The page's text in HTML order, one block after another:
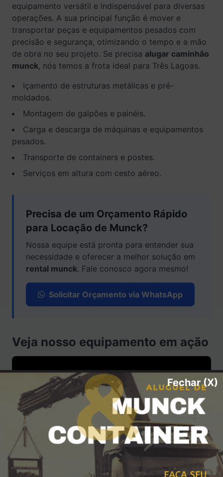
equipamento versátil e indispensável para diversas
operações. A sua principal função é mover e
transportar peças e equipamentos pesados com
precisão e segurança, otimizando o tempo e a mão
de obra no seu projeto. Se precisa alugar caminhão
munck, nós temos a frota ideal para Três Lagoas.
Içamento de estruturas metálicas e pré-
moldados.
Montagem de galpões e painéis.
Carga e descarga de máquinas e equipamentos
pesados.
Transporte de containers e postes.
Serviços em altura com cesto aéreo.
Precisa de um Orçamento Rápido
para Locação de Munck?
Nossa equipe está pronta para entender sua
necessidade e oferecer a melhor solução em
rental munck. Fale conosco agora mesmo!
Solicitar Orçamento via WhatsApp
Veja nosso equipamento em ação
Fechar (X)